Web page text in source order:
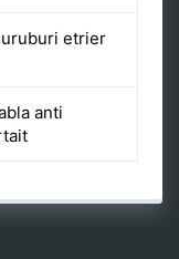
etrier
anti